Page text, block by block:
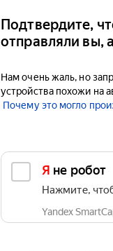
Подтвердите,
отправляли вы,
Нам очень жаль, но
устройства похожи на
Почему это могло
Я не робот
Нажмите,
Yandex